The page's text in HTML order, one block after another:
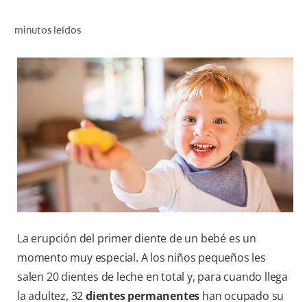
PARA PROFESIONALES
CUPONES
DO (ES)
SUSCRÍBASE
minutos leídos
La erupción del primer diente de un bebé es un
momento muy especial. A los niños pequeños les
salen 20 dientes de leche en total y, para cuando llega
la adultez, 32dientes permanentes han ocupado su